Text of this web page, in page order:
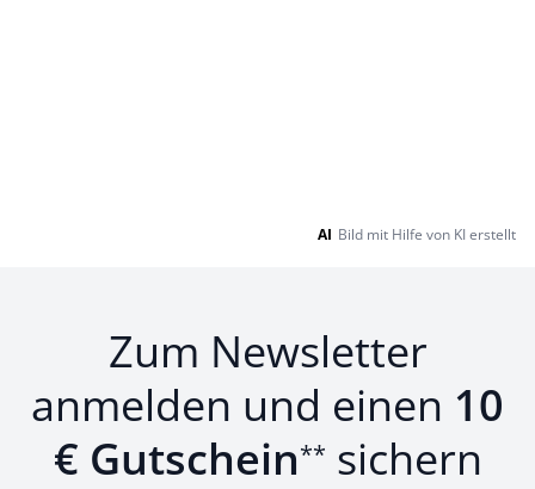
AI Bild mit Hilfe von KI erstellt
Zum Newsletter
anmelden und einen 10
€ Gutschein** sichern